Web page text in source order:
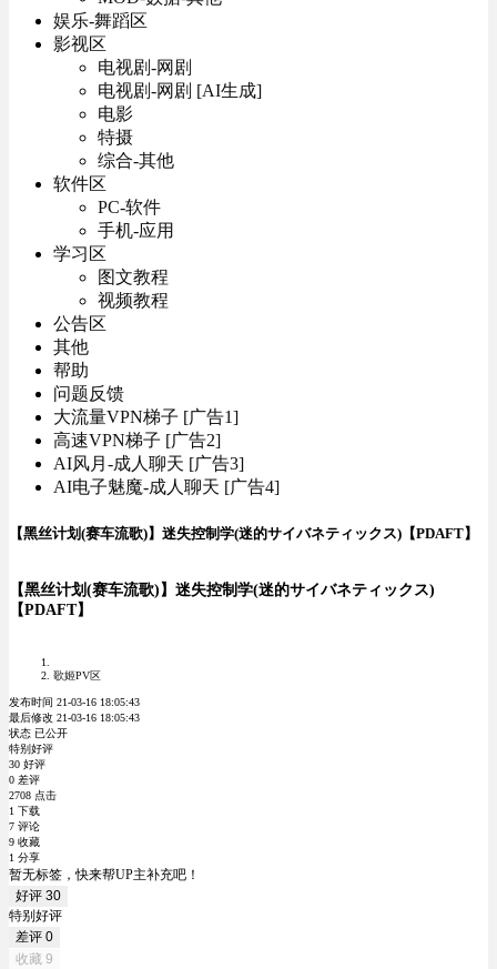
娱乐-舞蹈区
影视区
电视剧-网剧
电视剧-网剧 [AI生成]
电影
特摄
综合-其他
软件区
PC-软件
手机-应用
学习区
图文教程
视频教程
公告区
其他
帮助
问题反馈
大流量VPN梯子 [广告1]
高速VPN梯子 [广告2]
AI风月-成人聊天 [广告3]
AI电子魅魔-成人聊天 [广告4]
【黑丝计划(赛车流歌)】迷失控制学(迷的サイバネティックス)【PDAFT】
【黑丝计划(赛车流歌)】迷失控制学(迷的サイバネティックス)
【PDAFT】
歌姬PV区
发布时间 21-03-16 18:05:43
最后修改 21-03-16 18:05:43
状态 已公开
特别好评
30 好评
0 差评
2708 点击
1 下载
7 评论
9 收藏
1 分享
暂无标签，快来帮UP主补充吧！
好评 30
特别好评
差评 0
收藏 9